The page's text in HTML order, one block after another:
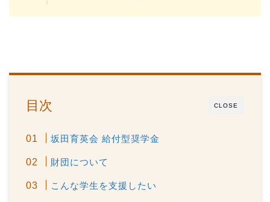
CLOSE
目次
坂田育英会 給付型奨学金
財団について
こんな学生を支援したい